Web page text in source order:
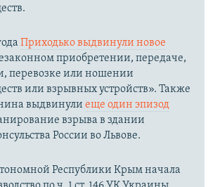
Приходько выдвинули новое
приобретении, передаче,
перевозке или ношении
или взрывных устройств​». Также
выдвинули еще один эпизод
взрыва в здании
России во Львове.
Республики Крым начала